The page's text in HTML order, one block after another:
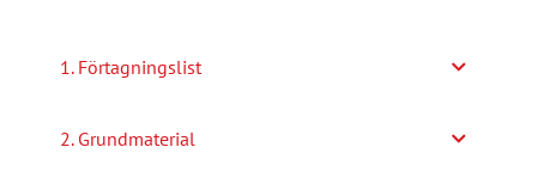
1. Förtagningslist
2. Grundmaterial